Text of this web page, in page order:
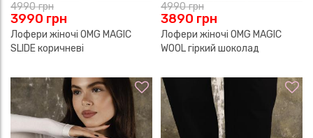
4990грн
3990 грн
Лофери жіночі OMG MAGIC
SLIDE коричневі
4990грн
3890 грн
Лофери жіночі OMG MAGIC
WOOL гіркий шоколад